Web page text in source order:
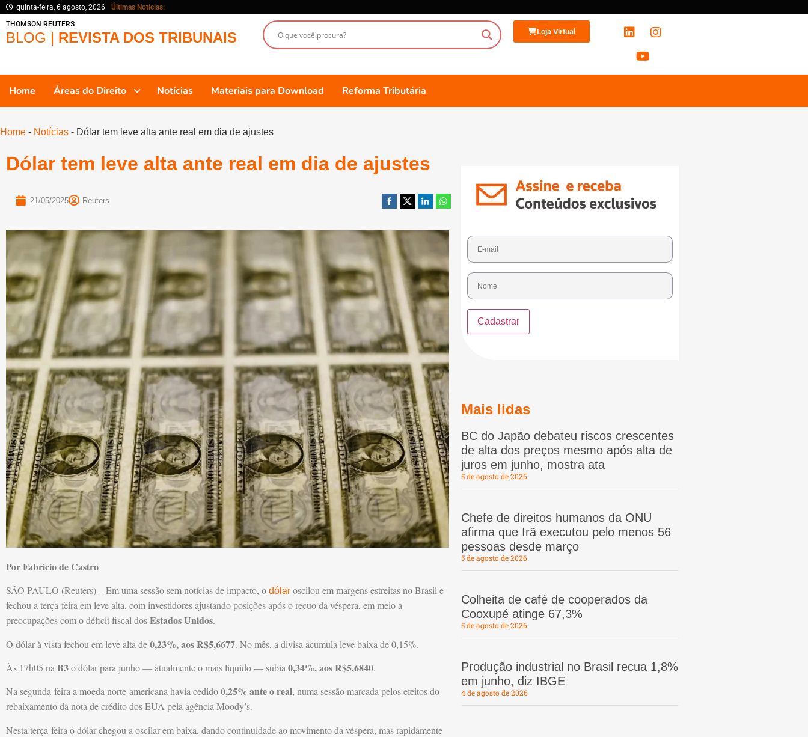
quinta-feira, 6 agosto, 2026
Últimas Notícias:
THOMSON REUTERS
BLOG | REVISTA DOS TRIBUNAIS Loja Virtual
Home Áreas do Direito Notícias Materiais para Download Reforma Tributária
Home - Notícias - Dólar tem leve alta ante real em dia de ajustes
Dólar tem leve alta ante real em dia de ajustes
21/05/2025 Reuters
Por Fabricio de Castro
SÃO PAULO (Reuters) – Em uma sessão sem notícias de impacto, o dólar oscilou em margens estreitas no Brasil e
fechou a terça-feira em leve alta, com investidores ajustando posições após o recuo da véspera, em meio a
preocupações com o déficit fiscal dosEstados Unidos.
O dólar à vista fechou em leve alta de0,23%, aos R$5,6677. No mês, a divisa acumula leve baixa de 0,15%.
Às 17h05 na B3o dólar para junho — atualmente o mais líquido — subia 0,34%, aos R$5,6840.
Na segunda-feira a moeda norte-americana havia cedido0,25% ante o real, numa sessão marcada pelos efeitos do
rebaixamento da nota de crédito dos EUA pela agência Moody’s.
Nesta terça-feira o dólar chegou a oscilar em baixa, dando continuidade ao movimento da véspera, mas rapidamente
Mais lidas
BC do Japão debateu riscos crescentes
de alta dos preços mesmo após alta de
juros em junho, mostra ata
5 de agosto de 2026
Chefe de direitos humanos da ONU
afirma que Irã executou pelo menos 56
pessoas desde março
5 de agosto de 2026
Colheita de café de cooperados da
Cooxupé atinge 67,3%
5 de agosto de 2026
Produção industrial no Brasil recua 1,8%
em junho, diz IBGE
4 de agosto de 2026